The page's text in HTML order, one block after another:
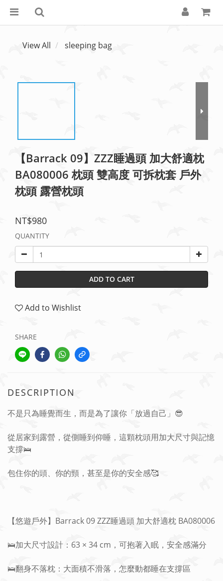
View All sleeping bag
【Barrack 09】ZZZ睡過頭 加大舒適枕
BA080006 枕頭 雙高度 可拆枕套 戶外
枕頭 露營枕頭
NT$980
QUANTITY
ADD TO CART
Add to Wishlist
SHARE
DESCRIPTION
不是只為睡覺而生，而是為了讓你「放過自己」😎
從居家到露營，從側睡到仰睡，這顆枕頭用加大尺寸與記憶
支撐🛌
包住你的頭、你的頸，甚至是你的安全感🥰
【悠遊戶外】Barrack 09 ZZZ睡過頭 加大舒適枕 BA080006
🛌加大尺寸設計：63 × 34 cm，可抱著入眠，安全感滿分
🛌翻身不落枕：大面積不滑落，怎麼動都睡在支撐區